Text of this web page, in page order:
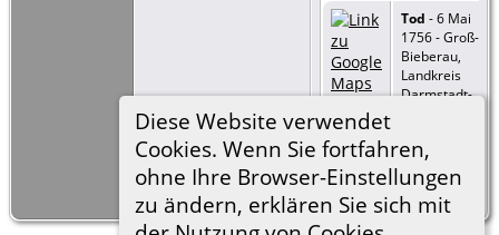
Diese Website verwendet
Cookies. Wenn Sie fortfahren,
ohne Ihre Browser-Einstellungen
zu ändern, erklären Sie sich mit
Tod - 6 Mai
1756 - Groß-
Bieberau,
Landkreis
Darmstadt-
=Link zu Google
Earth